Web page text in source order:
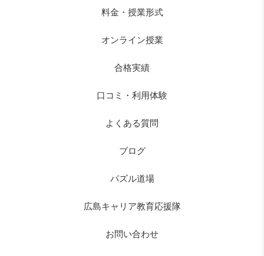
料金・授業形式
オンライン授業
合格実績
口コミ・利用体験
よくある質問
ブログ
パズル道場
広島キャリア教育応援隊
お問い合わせ